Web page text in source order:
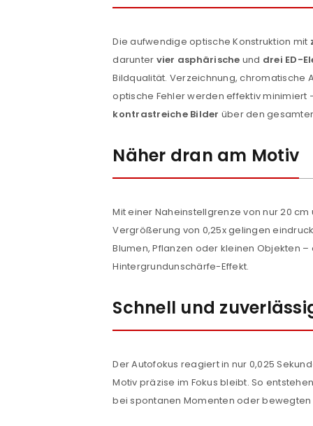
Benutzername oder E-Mail-
Passwort *
Anmeldeformular
ANMELDEN
PASSWORT VERGESSEN?
Die aufwendige optische Konstruktion mit
darunter vier asphärische und drei ED-
Bildqualität. Verzeichnung, chromatische
optische Fehler werden effektiv minimiert
kontrastreiche Bilder über den
Näher dran am Motiv
Mit einer Naheinstellgrenze von nur 20
Vergrößerung von 0,25x gelingen
Blumen, Pflanzen oder kleinen Objekten
Hintergrundunschärfe-Effekt.
Schnell und
Der Autofokus reagiert in nur 0,025
Motiv präzise im Fokus bleibt. So
bei spontanen Momenten oder bewegten